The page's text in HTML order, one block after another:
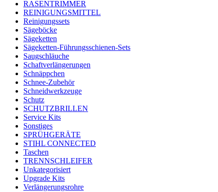
RASENTRIMMER
REINIGUNGSMITTEL
Reinigungssets
Sägeböcke
Sägeketten
Sägeketten-Führungsschienen-Sets
Saugschläuche
Schaftverlängerungen
Schnäppchen
Schnee-Zubehör
Schneidwerkzeuge
Schutz
SCHUTZBRILLEN
Service Kits
Sonstiges
SPRÜHGERÄTE
STIHL CONNECTED
Taschen
TRENNSCHLEIFER
Unkategorisiert
Upgrade Kits
Verlängerungsrohre